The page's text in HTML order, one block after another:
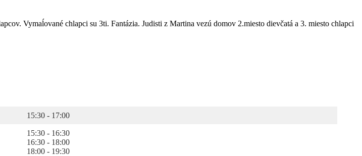
Vymaĺované chlapci su 3ti. Fantázia. Judisti z Martina vezú domov 2.miesto dievčatá a 3. miesto chlapci
15:30 - 17:00
15:30 - 16:30
16:30 - 18:00
18:00 - 19:30